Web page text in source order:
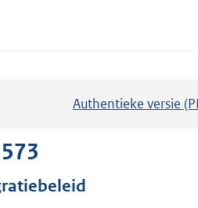
Authentieke versie